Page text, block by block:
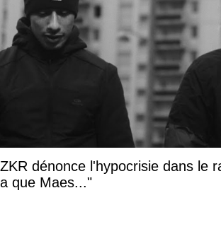
ZKR dénonce l'hypocrisie dans le
a que Maes..."